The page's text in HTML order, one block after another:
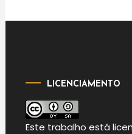
LICENCIAMENTO
Este trabalho está